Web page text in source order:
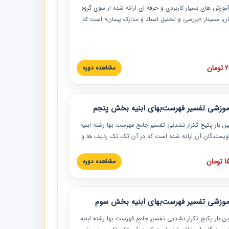
های بسیار کاربردی و حرفه‏ ای ارائه شده از سوی گروه
سمینار «بررسی و تحلیل اسناد و مدارک پیمان» است که
این خصوص ارائه شده است.
مشاهده دوره
تفسیر فهرست‌بهای ابنیه بخش پنجم
بار پکیج تکرار نشدنی تفسیر جامع فهرست بها رشته ابنیه
نویسندگان آن ارائه شده است که در آن تک تک ردیف ها و
و به همراه تصاویر عملیات اجرایی مرتبط با ردیف های
بها ارائه شده است. این دوره با کلام مهندس
مدیر پروژه مهندسی مشاور در امر بازنگری فهرست
حال فعالیت هستند حتما توصیه می کنیم از مطالب این
نمایند.
مشاهده دوره
تفسیر فهرست‌بهای ابنیه بخش سوم
بار پکیج تکرار نشدنی تفسیر جامع فهرست بها رشته ابنیه